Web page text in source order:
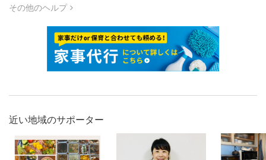
その他のヘルプ
近い地域のサポーター